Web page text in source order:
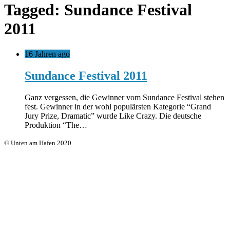
Tagged: Sundance Festival
2011
16 Jahren ago
Sundance Festival 2011
Ganz vergessen, die Gewinner vom Sundance Festival stehen
fest. Gewinner in der wohl populärsten Kategorie “Grand
Jury Prize, Dramatic” wurde Like Crazy. Die deutsche
Produktion “The…
© Unten am Hafen 2020